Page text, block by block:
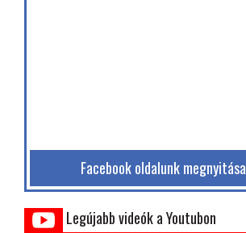
Facebook oldalunk megnyitása
Legújabb videók a Youtubon